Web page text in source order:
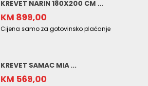
KREVET NARIN 180X200 CM ...
KM 899,00
Cijena samo za gotovinsko plaćanje
KREVET SAMAC MIA ...
KM 569,00